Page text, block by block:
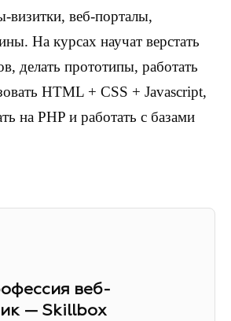
визитки, веб-порталы,
На курсах научат верстать
делать прототипы, работать
HTML + CSS + Javascript,
на PHP и работать с базами
веб-
— Skillbox